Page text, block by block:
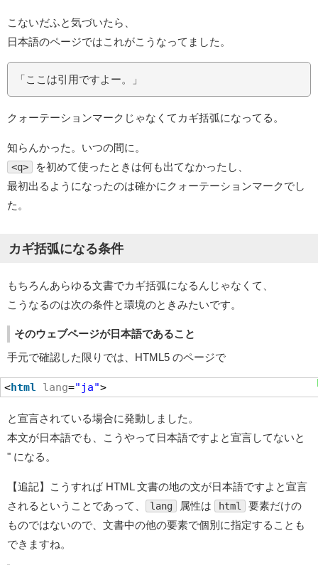
こないだふと気づいたら、
日本語のページではこれがこうなってました。
「ここは引用ですよー。」
クォーテーションマークじゃなくてカギ括弧になってる。
知らんかった。いつの間に。
<q>
を初めて使ったときは何も出てなかったし、
最初出るようになったのは確かにクォーテーションマークでし
た。
カギ括弧になる条件
もちろんあらゆる文書でカギ括弧になるんじゃなくて、
こうなるのは次の条件と環境のときみたいです。
そのウェブページが日本語であること
手元で確認した限りでは、HTML5 のページで
<html lang="ja">
と宣言されている場合に発動しました。
本文が日本語でも、こうやって日本語ですよと宣言してないと
" になる。
【追記】こうすれば HTML 文書の地の文が日本語ですよと宣言
されるということであって、
lang 属性は html
要素だけの
ものではないので、文書中の他の要素で個別に指定することも
できますね。